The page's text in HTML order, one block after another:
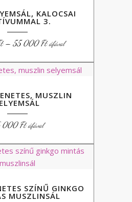
KALOCSAI
3.
– 55 000FtÁrtartomány:
35
-
55
áfával
MUSZLIN
000Ft áfával
SZÍNŰ GINKGO
MUSZLINSÁL